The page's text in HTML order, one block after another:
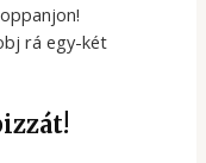
rá egy-két